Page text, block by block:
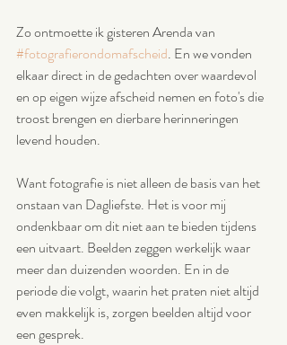
Zo ontmoette ik gisteren Arenda van
#fotografierondomafscheid. En we vonden
elkaar direct in de gedachten over waardevol
en op eigen wijze afscheid nemen en foto's die
troost brengen en dierbare herinneringen
levend houden.
Want fotografie is niet alleen de basis van het
onstaan van Dagliefste. Het is voor mij
ondenkbaar om dit niet aan te bieden tijdens
een uitvaart. Beelden zeggen werkelijk waar
meer dan duizenden woorden. En in de
periode die volgt, waarin het praten niet altijd
even makkelijk is, zorgen beelden altijd voor
een gesprek.